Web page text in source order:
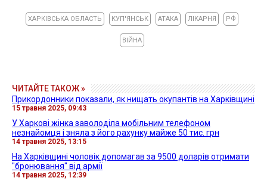
ХАРКІВСЬКА ОБЛАСТЬ КУП'ЯНСЬК АТАКА ЛІКАРНЯ РФ
ВІЙНА
ЧИТАЙТЕ ТАКОЖ »
Прикордонники показали, як нищать окупантів на Харківщині
15 травня 2025, 09:43
У Харкові жінка заволоділа мобільним телефоном
незнайомця і зняла з його рахунку майже 50 тис. грн
14 травня 2025, 13:15
На Харківщині чоловік допомагав за 9500 доларів отримати
"бронювання" від армії
14 травня 2025, 12:39